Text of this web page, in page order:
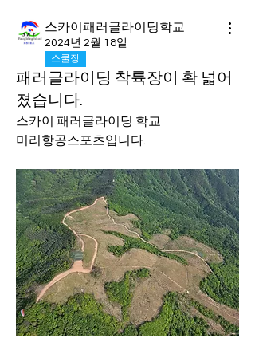
스카이패러글라이딩학교
2024년 2월 18일
스쿨장
패러글라이딩 착륙장이 확 넓어
졌습니다.
스카이 패러글라이딩 학교
미리항공스포츠입니다.